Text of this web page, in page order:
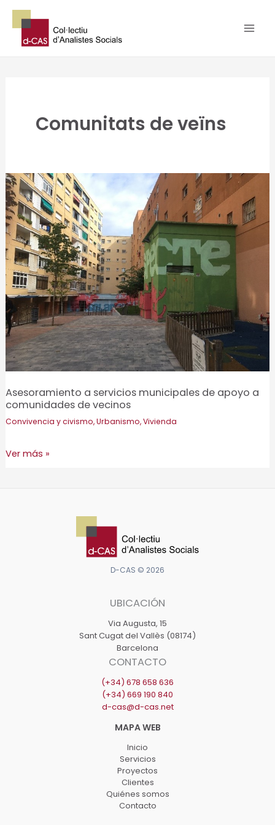
contenido
Comunitats de veïns
Asesoramiento a servicios municipales de apoyo a
comunidades de vecinos
Convivencia y civismo,Urbanismo,Vivienda
Asesoramiento
Ver más »
D-CAS © 2026
UBICACIÓN
Via Augusta, 15
Sant Cugat del Vallès (08174)
Barcelona
CONTACTO
(+34) 678 658 636
(+34) 669 190 840
d-cas@d-cas.net
Inicio
Servicios
Proyectos
Clientes
Quiénes somos
Contacto